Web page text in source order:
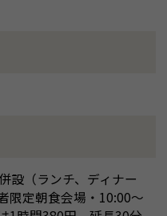
設（ランチ、ディナー
限定朝食会場・10:00～